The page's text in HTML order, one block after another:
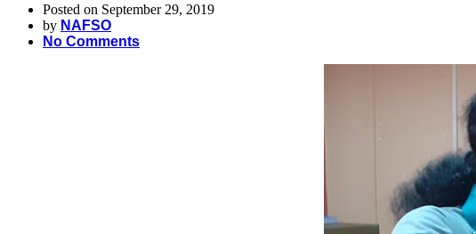
Posted on September 29, 2019
by NAFSO
No Comments